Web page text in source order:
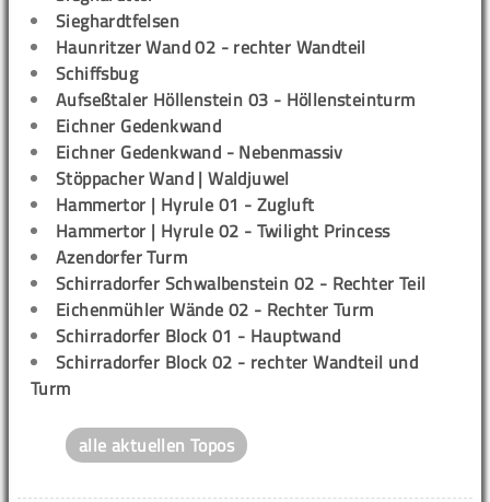
Sieghardtfelsen
Haunritzer Wand 02 - rechter Wandteil
Schiffsbug
Aufseßtaler Höllenstein 03 - Höllensteinturm
Eichner Gedenkwand
Eichner Gedenkwand - Nebenmassiv
Stöppacher Wand | Waldjuwel
Hammertor | Hyrule 01 - Zugluft
Hammertor | Hyrule 02 - Twilight Princess
Azendorfer Turm
Schirradorfer Schwalbenstein 02 - Rechter Teil
Eichenmühler Wände 02 - Rechter Turm
Schirradorfer Block 01 - Hauptwand
Schirradorfer Block 02 - rechter Wandteil und
Turm
alle aktuellen Topos